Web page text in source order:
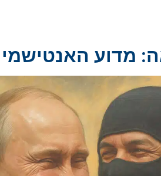
מדוע